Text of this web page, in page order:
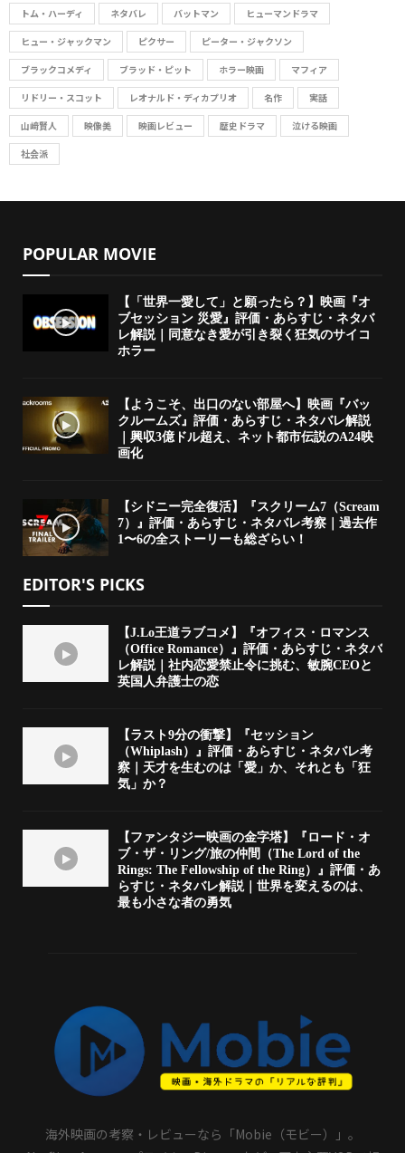
トム・ハーディ ネタバレ バットマン ヒューマンドラマ
ヒュー・ジャックマン ピクサー ピーター・ジャクソン
ブラックコメディ ブラッド・ピット ホラー映画 マフィア
リドリー・スコット レオナルド・ディカプリオ 名作 実話
山﨑賢人 映像美 映画レビュー 歴史ドラマ 泣ける映画
社会派
POPULAR MOVIE
【「世界一愛して」と願ったら？】映画『オ
ブセッション 災愛』評価・あらすじ・ネタバ
レ解説｜同意なき愛が引き裂く狂気のサイコ
ホラー
【ようこそ、出口のない部屋へ】映画『バッ
クルームズ』評価・あらすじ・ネタバレ解説
｜興収3億ドル超え、ネット都市伝説のA24映
画化
【シドニー完全復活】『スクリーム7（Scream
7）』評価・あらすじ・ネタバレ考察｜過去作
1〜6の全ストーリーも総ざらい！
EDITOR'S PICKS
【J.Lo王道ラブコメ】『オフィス・ロマンス
（Office Romance）』評価・あらすじ・ネタバ
レ解説｜社内恋愛禁止令に挑む、敏腕CEOと
英国人弁護士の恋
【ラスト9分の衝撃】『セッション
（Whiplash）』評価・あらすじ・ネタバレ考
察｜天才を生むのは「愛」か、それとも「狂
気」か？
【ファンタジー映画の金字塔】『ロード・オ
ブ・ザ・リング/旅の仲間（The Lord of the
Rings: The Fellowship of the Ring）』評価・あ
らすじ・ネタバレ解説｜世界を変えるのは、
最も小さな者の勇気
海外映画の考察・レビューなら「Mobie（モビー）」。